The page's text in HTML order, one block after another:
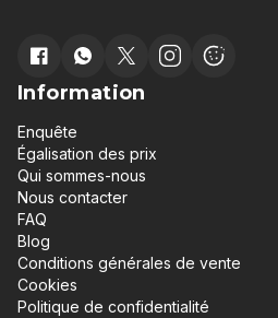
Information
Enquête
Égalisation des prix
Qui sommes-nous
Nous contacter
FAQ
Blog
Conditions générales de vente
Cookies
Politique de confidentialité